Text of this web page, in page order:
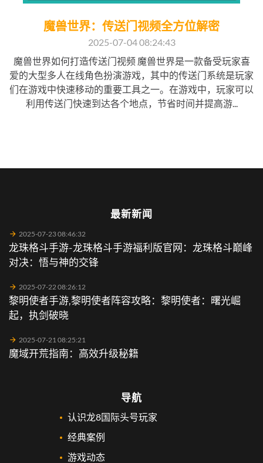
魔兽世界：传送门视频全方位解密
2025-07-04 08:24:43
魔兽世界如何打造传送门视频 魔兽世界是一款备受玩家喜
爱的大型多人在线角色扮演游戏，其中的传送门系统是玩家
们在游戏中快速移动的重要工具之一。在游戏中，玩家可以
利用传送门快速到达各个地点，节省时间并提高游...
最新新闻
2025-07-23 08:46:32
龙珠格斗手游-龙珠格斗手游福利版官网：龙珠格斗巅峰
对决：悟与神的交锋
2025-07-22 08:26:12
黎明使者手游,黎明使者阵容攻略：黎明使者：曙光崛
起，执剑破晓
2025-07-21 08:25:21
魔域开荒指南：高效升级秘籍
导航
认识龙8国际头号玩家
经典案例
游戏动态